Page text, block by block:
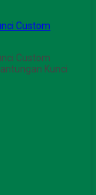
Custom
Custom
Kunci